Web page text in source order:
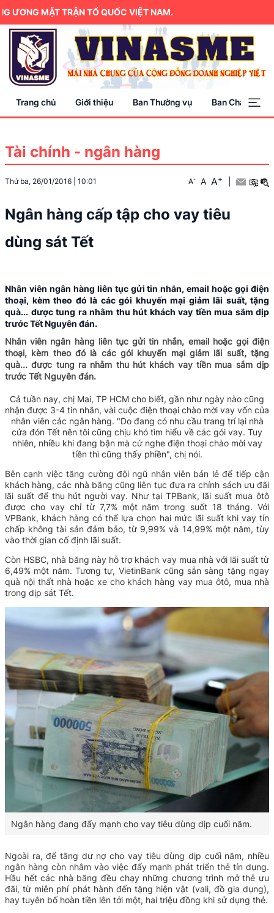
MẶT TRẬN TỔ QUỐC VIỆT NAM.
Trang chủ Giới thiệu Ban Thường vụ Ban Chấp hành
Tài chính - ngân hàng
Thứ ba, 26/01/2016 10:01 A- A A+
Ngân hàng cấp tập cho vay tiêu
dùng sát Tết
Nhân viên ngân hàng liên tục gửi tin nhắn, email hoặc gọi điện
thoại, kèm theo đó là các gói khuyến mại giảm lãi suất, tặng
quà... được tung ra nhằm thu hút khách vay tiền mua sắm dịp
trước Tết Nguyên đán.
Nhân viên ngân hàng liên tục gửi tin nhắn, email hoặc gọi điện
thoại, kèm theo đó là các gói khuyến mại giảm lãi suất, tặng
quà... được tung ra nhằm thu hút khách vay tiền mua sắm dịp
trước Tết Nguyên đán.
Cả tuần nay, chị Mai, TP HCM cho biết, gần như ngày nào cũng
nhận được 3-4 tin nhắn, vài cuộc điện thoại chào mời vay vốn của
nhân viên các ngân hàng. "Do đang có nhu cầu trang trí lại nhà
cửa đón Tết nên tôi cũng chịu khó tìm hiểu về các gói vay. Tuy
nhiên, nhiều khi đang bận mà cứ nghe điện thoại chào mời vay
tiền thì cũng thấy phiền", chị nói.
Bên cạnh việc tăng cường đội ngũ nhân viên bán lẻ để tiếp cận
khách hàng, các nhà băng cũng liên tục đưa ra chính sách ưu đãi
lãi suất để thu hút người vay. Như tại TPBank, lãi suất mua ôtô
được cho vay chỉ từ 7,7% một năm trong suốt 18 tháng. Với
VPBank, khách hàng có thể lựa chọn hai mức lãi suất khi vay tín
chấp không tài sản đảm bảo, từ 9,99% và 14,99% một năm, tùy
vào thời gian cố định lãi suất.
Còn HSBC, nhà băng này hỗ trợ khách vay mua nhà với lãi suất từ
6,49% một năm. Tương tự, VietinBank cũng sẵn sàng tặng ngay
quà nội thất nhà hoặc xe cho khách hàng vay mua ôtô, mua nhà
trong dịp sát Tết.
Ngân hàng đang đẩy mạnh cho vay tiêu dùng dịp cuối năm.
Ngoài ra, để tăng dư nợ cho vay tiêu dùng dịp cuối năm, nhiều
ngân hàng còn nhắm vào việc đẩy mạnh phát triển thẻ tín dụng.
Hầu hết các nhà băng đều chạy những chương trình mở thẻ ưu
đãi, từ miễn phí phát hành đến tặng hiện vật (vali, đồ gia dụng),
hay tuyên bố hoàn tiền lên tới một, hai triệu đồng khi sử dụng thẻ.